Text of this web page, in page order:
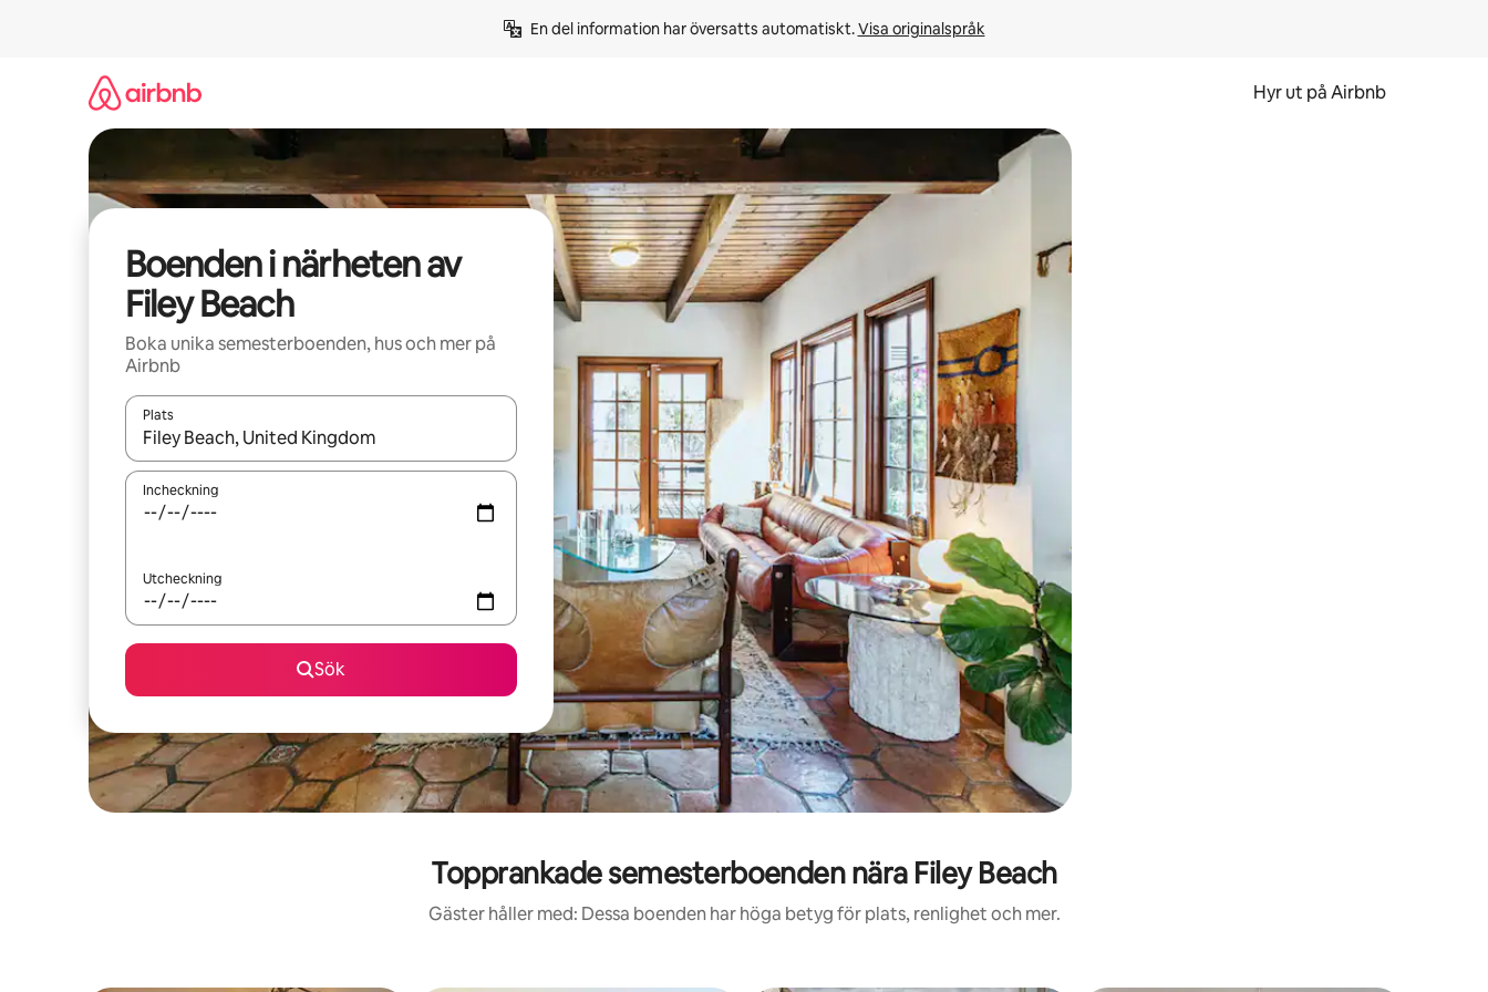
En del information har översatts automatiskt. Visa originalspråk
Hyr ut på Airbnb
Boenden i närheten av
Filey Beach
Boka unika semesterboenden, hus och mer på
Airbnb
Plats
När resultaten är tillgängliga kan du navigera med upp- och nedåtpilarna eller utforska genom att trycka eller svepa.
Incheckning
Utcheckning
Sök
Topprankade semesterboenden nära Filey Beach
Gäster håller med: Dessa boenden har höga betyg för plats, renlighet och mer.